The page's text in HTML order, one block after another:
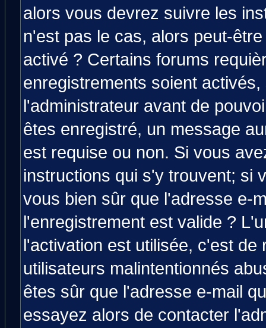
alors vous devrez suivre les
n'est pas le cas, alors peut-
activé ? Certains forums
enregistrements soient
l'administrateur avant de
êtes enregistré, un message
est requise ou non. Si vous
instructions qui s'y trouvent; si
vous bien sûr que l'adresse e-
l'enregistrement est valide ?
l'activation est utilisée, c'est
utilisateurs malintentionnés
êtes sûr que l'adresse e-mail
essayez alors de contacter